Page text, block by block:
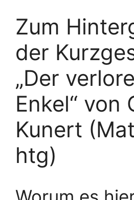
Zum
der
„Der
Enkel“ von
Kunert
htg)